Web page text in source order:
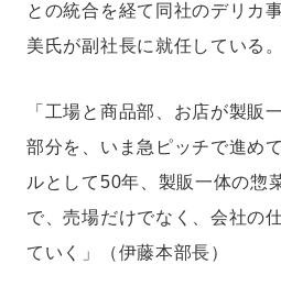
との統合を経て同社のデリカ
美氏が副社長に就任している。
「工場と商品部、お店が製販
部分を、いま急ピッチで進め
ルとして50年、製販一体の惣
で、売場だけでなく、会社の
ていく」（伊藤本部長）